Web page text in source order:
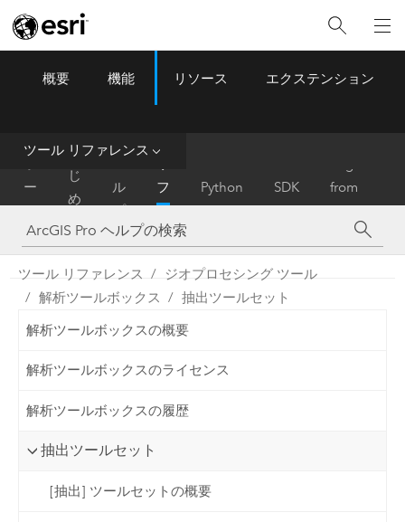
ArcGIS Pro Menu
概要 機能 リソース エクステンション
ツール リファレンス
ー
ム
は
じ
め
に
ル
プ
フ
ァ
レ
ン
ス
Python SDK
from
ArcMap
ツール リファレンス
ジオプロセシング ツール
解析ツールボックス
抽出ツールセット
解析ツールボックスの概要
解析ツールボックスのライセンス
解析ツールボックスの履歴
抽出ツールセット
[抽出] ツールセットの概要